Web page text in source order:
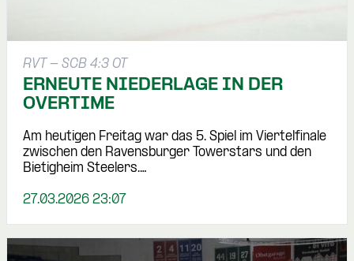
RVT - SCB 4:3 OT
ERNEUTE NIEDERLAGE IN DER
OVERTIME
Am heutigen Freitag war das 5. Spiel im Viertelfinale
zwischen den Ravensburger Towerstars und den
Bietigheim Steelers.…
27.03.2026 23:07